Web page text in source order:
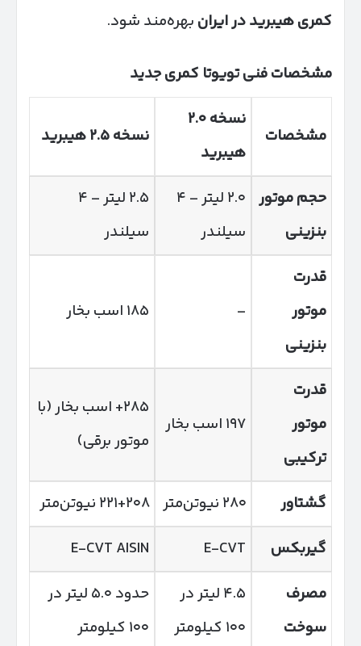
کمری هیبرید در ایران بهره‌مند شود.
مشخصات فنی تویوتا کمری جدید
مشخصات
نسخه۲.۰
هیبرید
نسخه۲.۵هیبرید
حجم موتور
بنزینی
۲.۰ لیتر – ۴
سیلندر
۲.۵ لیتر – ۴
سیلندر
قدرت
موتور
بنزینی
– ۱۸۵ اسب بخار
قدرت
موتور
ترکیبی
۱۹۷ اسب بخار
۲۸۵+ اسب بخار (با
موتور برقی)
گشتاور ۲۸۰ نیوتن‌متر
۲۲۱+۲۰۸ نیوتن‌متر
گیربکس
E-CVT
E-CVT AISIN
مصرف
سوخت
۴.۵ لیتر در
۱۰۰ کیلومتر
حدود ۵.۰ لیتر در
۱۰۰ کیلومتر